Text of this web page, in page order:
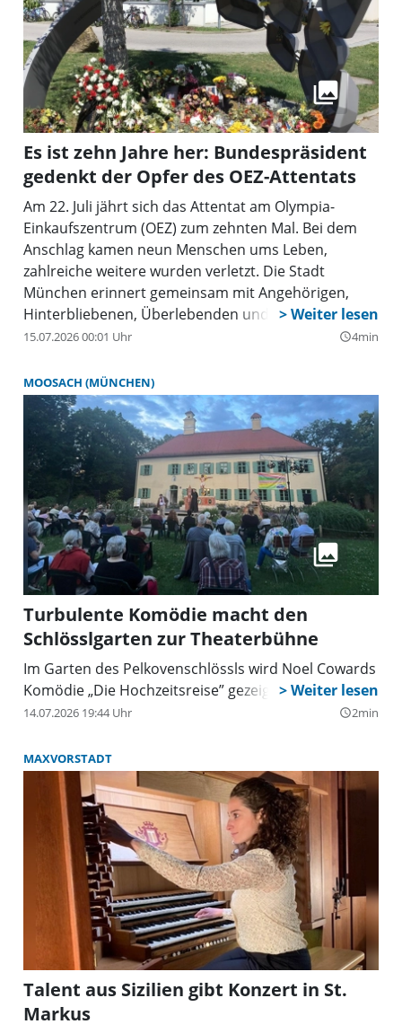
Es ist zehn Jahre her: Bundespräsident
gedenkt der Opfer des OEZ-Attentats
Am 22. Juli jährt sich das Attentat am Olympia-
Einkaufszentrum (OEZ) zum zehnten Mal. Bei dem
Anschlag kamen neun Menschen ums Leben,
zahlreiche weitere wurden verletzt. Die Stadt
München erinnert gemeinsam mit Angehörigen,
Hinterbliebenen, Überlebenden und Unterstützern
an die Opfer: Am Mittwoch, 22. Juli, findet ab 16 Uhr
Hanauer Straße 77 eine zentrale
Gedenkveranstaltung statt. Es sprechen
Bundespräsident Frank-Walter Steinmeier,
Landtagspräsidentin Ilse Aigner, Oberbürgermeister
Dominik Krause sowie Hinterbliebene der
Attentatsopfer.
15.07.2026 00:01 Uhr query_builder4min
MOOSACH (MÜNCHEN)
Turbulente Komödie macht den
Schlösslgarten zur Theaterbühne
Im Garten des Pelkovenschlössls wird Noel Cowards
Komödie „Die Hochzeitsreise” gezeigt.
14.07.2026 19:44 Uhr query_builder2min
MAXVORSTADT
Talent aus Sizilien gibt Konzert in St.
Markus